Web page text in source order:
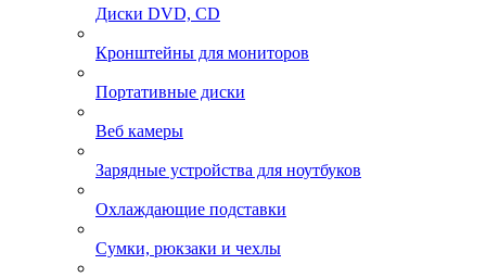
Диски DVD, CD
Кронштейны для мониторов
Портативные диски
Веб камеры
Зарядные устройства для ноутбуков
Охлаждающие подставки
Сумки, рюкзаки и чехлы